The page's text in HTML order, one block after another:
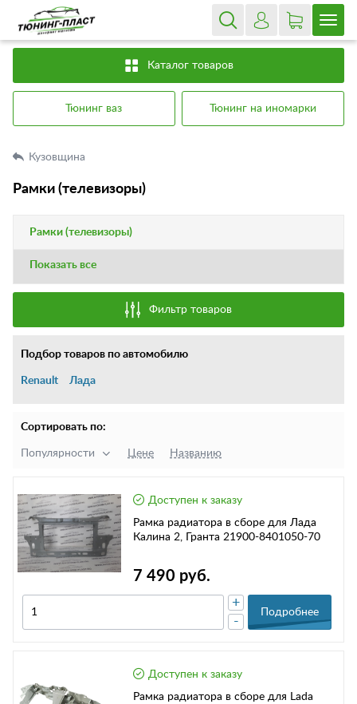
Каталог товаров
Тюнинг ваз Тюнинг на иномарки
Кузовщина
Рамки (телевизоры)
Рамки (телевизоры)
Показать все
Фильтр товаров
Подбор товаров по автомобилю
Renault Лада
Сортировать по:
Популярности Цене Названию
Доступен к заказу
Рамка радиатора в сборе для Лада
Калина 2, Гранта 21900-8401050-70
7 490 руб.
-
+
Подробнее
Доступен к заказу
Рамка радиатора в сборе для Lada